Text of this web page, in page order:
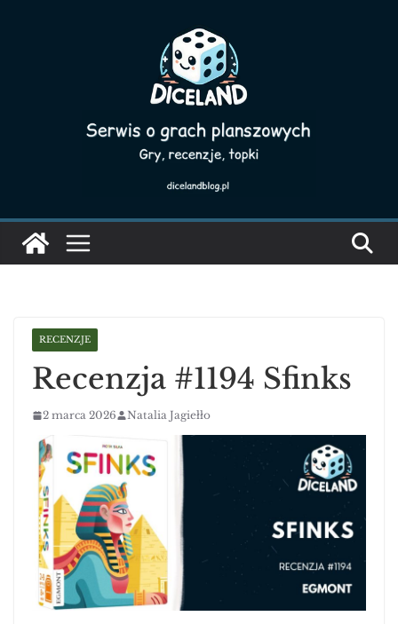
RECENZJE
Recenzja #1194 Sfinks
2 marca 2026 Natalia Jagiełło